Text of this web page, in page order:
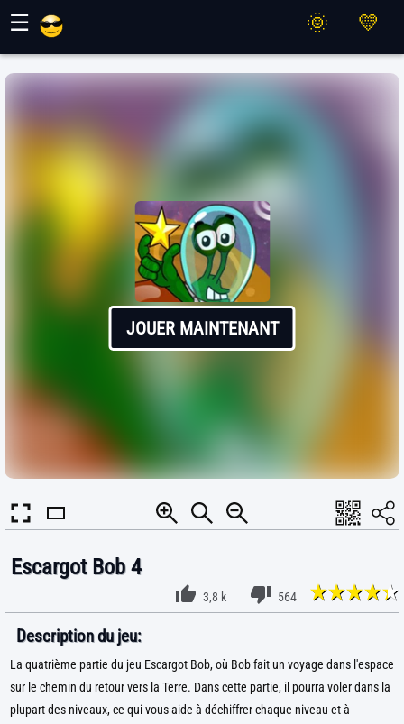
☰
JOUER MAINTENANT
Escargot Bob 4
3,8 k 564
Description du jeu:
La quatrième partie du jeu Escargot Bob, où Bob fait un voyage dans l'espace
sur le chemin du retour vers la Terre. Dans cette partie, il pourra voler dans la
plupart des niveaux, ce qui vous aide à déchiffrer chaque niveau et à